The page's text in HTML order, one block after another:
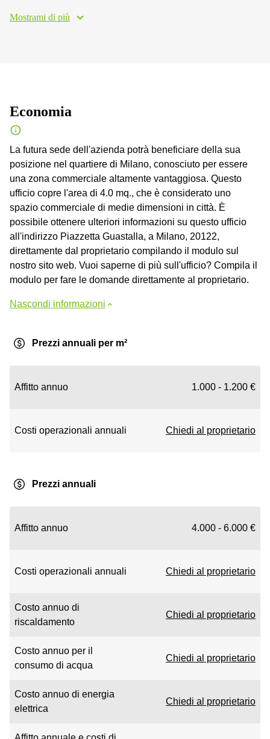
Mostrami di più
Economia
La futura sede dell'azienda potrà beneficiare della sua
posizione nel quartiere di Milano, conosciuto per essere
una zona commerciale altamente vantaggiosa. Questo
ufficio copre l'area di 4.0 mq., che è considerato uno
spazio commerciale di medie dimensioni in città. È
possibile ottenere ulteriori informazioni su questo ufficio
all'indirizzo Piazzetta Guastalla, a Milano, 20122,
direttamente dal proprietario compilando il modulo sul
nostro sito web. Vuoi saperne di più sull'ufficio? Compila il
modulo per fare le domande direttamente al proprietario.
Nascondi informazioni
Prezzi annuali per m²
Affitto annuo 1.000 - 1.200 €
Costi operazionali annuali Chiedi al proprietario
Prezzi annuali
Affitto annuo 4.000 - 6.000 €
Costi operazionali annuali Chiedi al proprietario
Costo annuo di
riscaldamento
Chiedi al proprietario
Costo annuo per il
consumo di acqua
Chiedi al proprietario
Costo annuo di energia
elettrica
Chiedi al proprietario